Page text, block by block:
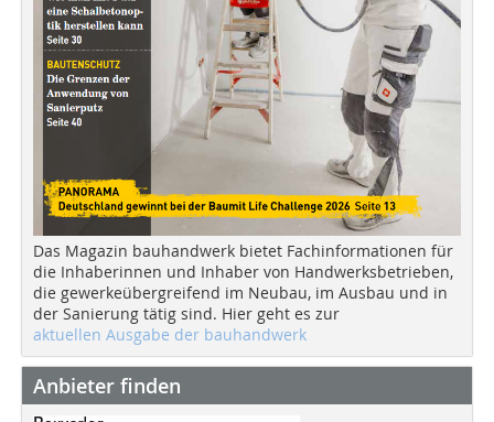
Das Magazin bauhandwerk bietet Fachinformationen für
die Inhaberinnen und Inhaber von Handwerksbetrieben,
die gewerkeübergreifend im Neubau, im Ausbau und in
der Sanierung tätig sind. Hier geht es zur
aktuellen Ausgabe der bauhandwerk
Anbieter finden